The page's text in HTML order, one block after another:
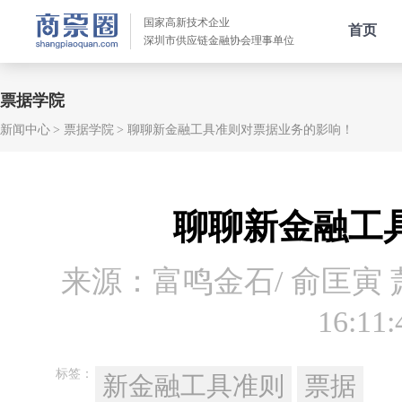
国家高新技术企业
深圳市供应链金融协会理事单位
首页
票据学院
新闻中心 票据学院 聊聊新金融工具准则对票据业务的影响！
聊聊新金融工
来源：富鸣金石/ 俞匡寅
标签： 新金融工具准则 票据